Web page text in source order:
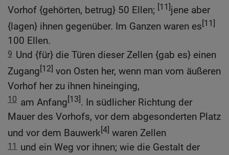
Vorhof {gehörten, betrug} 50 Ellen; [11]jene aber
{lagen} ihnen gegenüber. Im Ganzen waren es[11]
100 Ellen.
9 Und {für} die Türen dieser Zellen {gab es} einen
Zugang[12] von Osten her, wenn man vom äußeren
Vorhof her zu ihnen hineinging,
10 am Anfang[13]. In südlicher Richtung der
Mauer des Vorhofs, vor dem abgesonderten Platz
und vor dem Bauwerk[4] waren Zellen
11
und ein Weg vor ihnen; wie die Gestalt der